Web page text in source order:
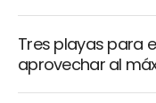
Tres playas para
aprovechar al